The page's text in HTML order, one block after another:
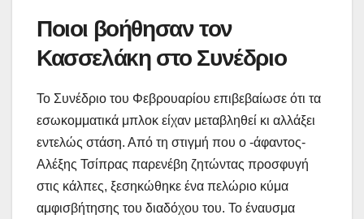
Ποιοι βοήθησαν τον
Κασσελάκη στο Συνέδριο
Το Συνέδριο του Φεβρουαρίου επιβεβαίωσε ότι τα
εσωκομματικά μπλοκ είχαν μεταβληθεί κι αλλάξει
εντελώς στάση. Από τη στιγμή που ο -άφαντος-
Αλέξης Τσίπρας παρενέβη ζητώντας προσφυγή
στις κάλπες, ξεσηκώθηκε ένα πελώριο κύμα
αμφισβήτησης του διαδόχου του. Το έναυσμα